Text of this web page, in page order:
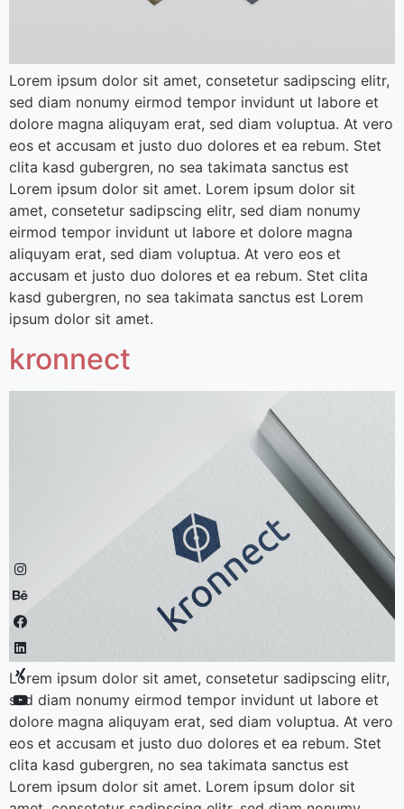
Lorem ipsum dolor sit amet, consetetur sadipscing elitr,
sed diam nonumy eirmod tempor invidunt ut labore et
dolore magna aliquyam erat, sed diam voluptua. At vero
eos et accusam et justo duo dolores et ea rebum. Stet
clita kasd gubergren, no sea takimata sanctus est
Lorem ipsum dolor sit amet. Lorem ipsum dolor sit
amet, consetetur sadipscing elitr, sed diam nonumy
eirmod tempor invidunt ut labore et dolore magna
aliquyam erat, sed diam voluptua. At vero eos et
accusam et justo duo dolores et ea rebum. Stet clita
kasd gubergren, no sea takimata sanctus est Lorem
ipsum dolor sit amet.
kronnect
Lorem ipsum dolor sit amet, consetetur sadipscing elitr,
sed diam nonumy eirmod tempor invidunt ut labore et
dolore magna aliquyam erat, sed diam voluptua. At vero
eos et accusam et justo duo dolores et ea rebum. Stet
clita kasd gubergren, no sea takimata sanctus est
Lorem ipsum dolor sit amet. Lorem ipsum dolor sit